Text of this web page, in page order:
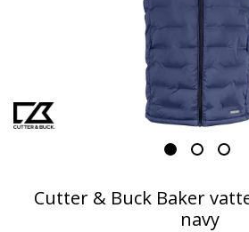
Cutter & Buck Baker
navy